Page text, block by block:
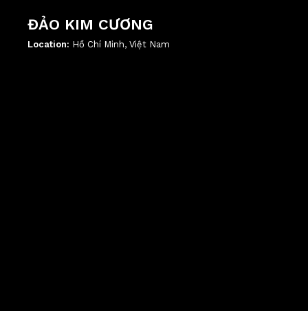
ĐẢO KIM CƯƠNG
Location: Hồ Chí Minh, Việt Nam